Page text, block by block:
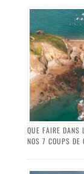
QUE FAIRE DANS
NOS 7 COUPS DE